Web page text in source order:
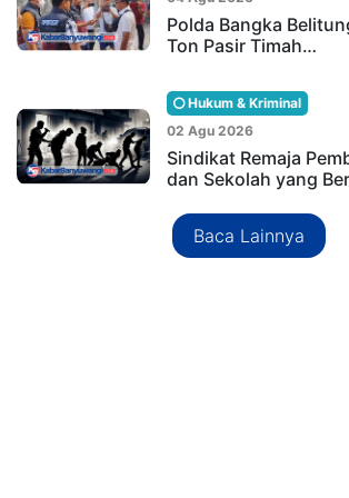
Polda Bangka
Ton Pasir Timah…
Hukum & Kriminal
02 Agu 2026
Sindikat Remaja
dan Sekolah yang
Baca Lainnya